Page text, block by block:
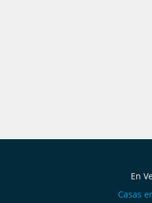
En
Casas